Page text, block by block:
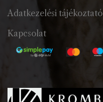
Adatkezelési tájékoztató
Kapcsolat